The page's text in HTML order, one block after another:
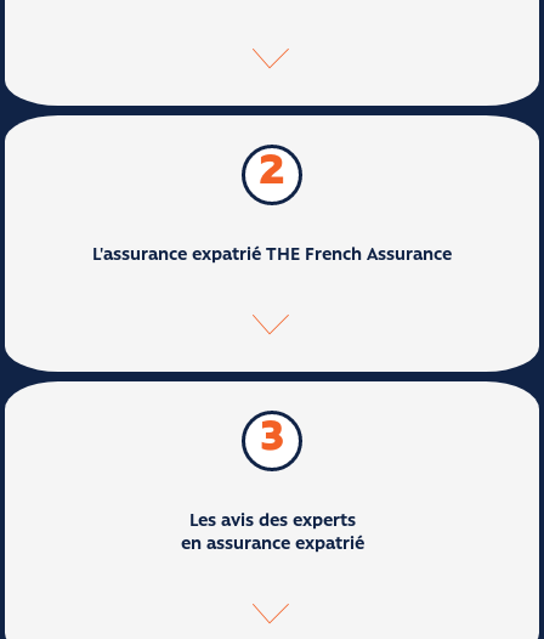
2
L'assurance expatrié THE French Assurance
3
Les avis des experts
en assurance expatrié